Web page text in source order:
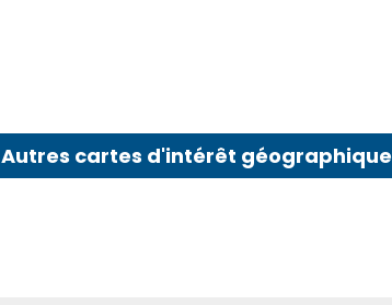
Autres cartes d'intérêt géographique